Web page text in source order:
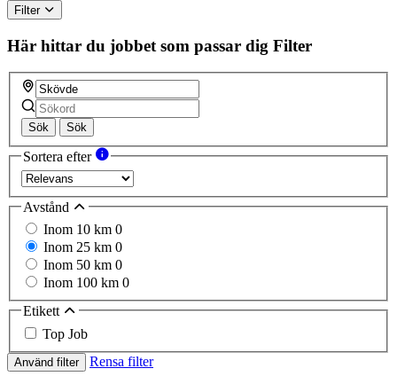
Filter
Här hittar du jobbet som passar dig Filter
Sök Sök
Sortera efter
Avstånd
Inom 10 km 0
Inom 25 km 0
Inom 50 km 0
Inom 100 km 0
Etikett
Top Job
Använd filter Rensa filter